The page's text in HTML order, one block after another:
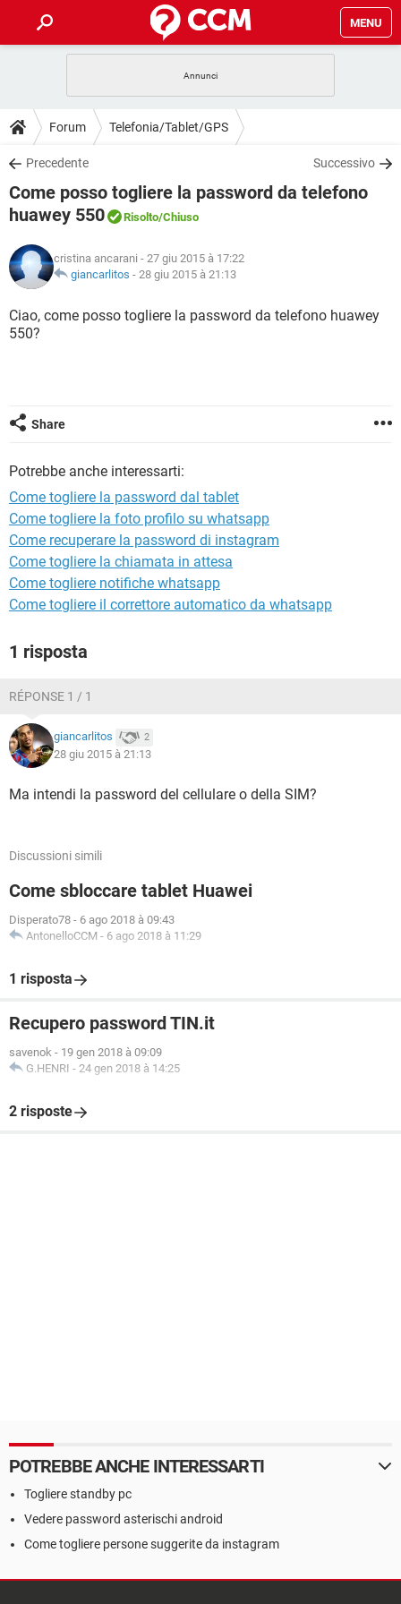
MENU
INTRATTENIMENTO ANDROID
iOS
INSTAGRAM WHATSAPP
TIKTOK
HARDWARE
GUIDE
COVID-19 GAMING
iOS
TIKTOK FACEBOOK
DOWNLOAD
COVID-19 GAMING
INTRATTENIMENTO
iOS WINDOWS 10
INSTAGRAM
TIKTOK FACEBOOK
FORUM
INTRATTENIMENTO ANDROID
INSTAGRAM
GLOSSARIO
COVID-19
INTRATTENIMENTO ANDROID
Forum Telefonia/Tablet/GPS
Precedente Successivo
Come posso togliere la password da telefono
huawey 550
Risolto/Chiuso
cristina ancarani - 27 giu 2015 à 17:22
giancarlitos - 28 giu 2015 à 21:13
Ciao, come posso togliere la password da telefono huawey
550?
Share
Potrebbe anche interessarti:
Come togliere la password dal tablet
Come togliere la foto profilo su whatsapp
Come recuperare la password di instagram
Come togliere la chiamata in attesa
Come togliere notifiche whatsapp
Come togliere il correttore automatico da whatsapp
1 risposta
RÉPONSE 1 / 1
giancarlitos 2
28 giu 2015 à 21:13
Ma intendi la password del cellulare o della SIM?
Discussioni simili
Come sbloccare tablet Huawei
Disperato78 - 6 ago 2018 à 09:43
AntonelloCCM - 6 ago 2018 à 11:29
1 risposta
Recupero password TIN.it
savenok - 19 gen 2018 à 09:09
G.HENRI - 24 gen 2018 à 14:25
2 risposte
POTREBBE ANCHE INTERESSARTI
Togliere standby pc
Vedere password asterischi android
Come togliere persone suggerite da instagram